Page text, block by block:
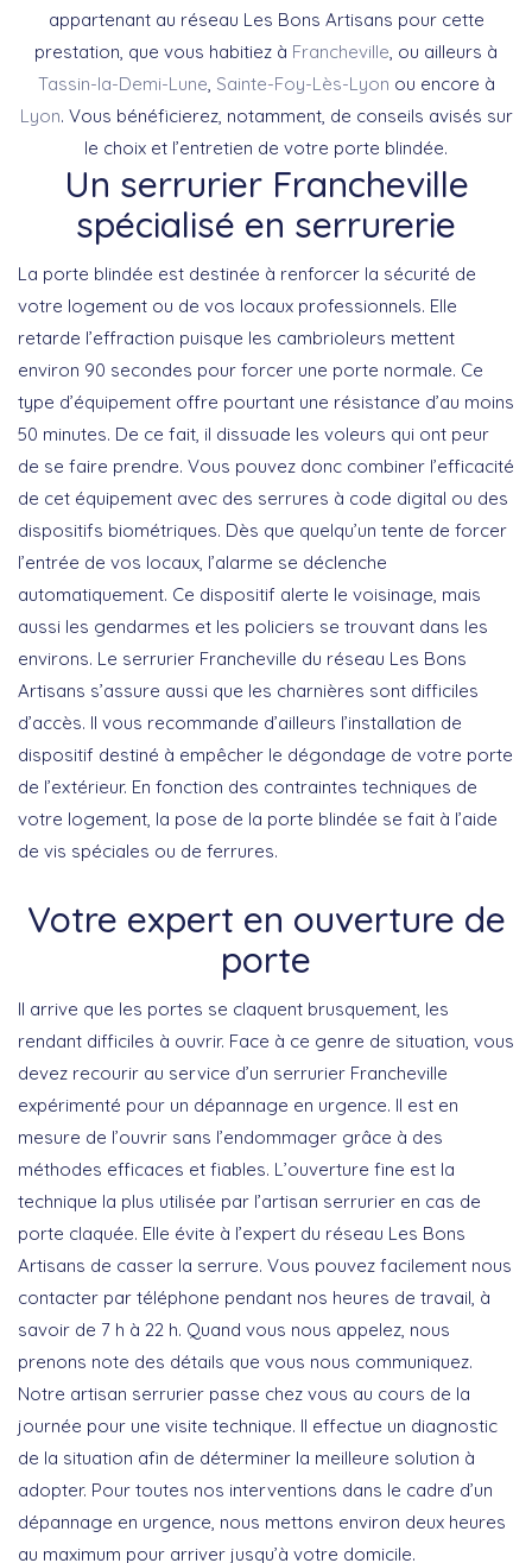
appartenant au réseau Les Bons Artisans pour cette
prestation, que vous habitiez à Francheville , ou ailleurs à
Tassin-la-Demi-Lune Sainte-Foy-Lès-Lyon ou encore à
Lyon. Vous bénéficierez, notamment, de conseils avisés sur
le choix et l’entretien de votre porte blindée.
Un serrurier Francheville
spécialisé en serrurerie
La porte blindée est destinée à renforcer la sécurité de
votre logement ou de vos locaux professionnels. Elle
retarde l’effraction puisque les cambrioleurs mettent
environ 90 secondes pour forcer une porte normale. Ce
type d’équipement offre pourtant une résistance d’au moins
50 minutes. De ce fait, il dissuade les voleurs qui ont peur
de se faire prendre. Vous pouvez donc combiner l’efficacité
de cet équipement avec des serrures à code digital ou des
dispositifs biométriques. Dès que quelqu’un tente de forcer
l’entrée de vos locaux, l’alarme se déclenche
automatiquement. Ce dispositif alerte le voisinage, mais
aussi les gendarmes et les policiers se trouvant dans les
environs. Le serrurier Francheville du réseau Les Bons
Artisans s’assure aussi que les charnières sont difficiles
d’accès. Il vous recommande d’ailleurs l’installation de
dispositif destiné à empêcher le dégondage de votre porte
de l’extérieur. En fonction des contraintes techniques de
votre logement, la pose de la porte blindée se fait à l’aide
de vis spéciales ou de ferrures.
Votre expert en ouverture de
porte
Il arrive que les portes se claquent brusquement, les
rendant difficiles à ouvrir. Face à ce genre de situation, vous
devez recourir au service d’un serrurier Francheville
expérimenté pour un dépannage en urgence. Il est en
mesure de l’ouvrir sans l’endommager grâce à des
méthodes efficaces et fiables. L’ouverture fine est la
technique la plus utilisée par l’artisan serrurier en cas de
porte claquée. Elle évite à l’expert du réseau Les Bons
Artisans de casser la serrure. Vous pouvez facilement nous
contacter par téléphone pendant nos heures de travail, à
savoir de 7 h à 22 h. Quand vous nous appelez, nous
prenons note des détails que vous nous communiquez.
Notre artisan serrurier passe chez vous au cours de la
journée pour une visite technique. Il effectue un diagnostic
de la situation afin de déterminer la meilleure solution à
adopter. Pour toutes nos interventions dans le cadre d’un
dépannage en urgence, nous mettons environ deux heures
au maximum pour arriver jusqu’à votre domicile.